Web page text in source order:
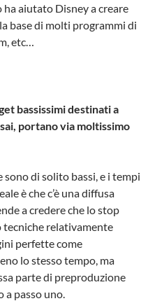
ha aiutato Disney a creare
base di molti programmi di
etc…
bassissimi destinati a
portano via moltissimo
di solito bassi, e i tempi
è che c’è una diffusa
a credere che lo stop
tecniche relativamente
perfette come
lo stesso tempo, ma
parte di preproduzione
a passo uno.